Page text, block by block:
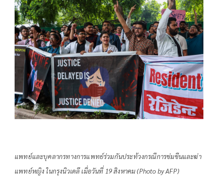
แพทย์และบุคลากรทางการแพทย์ร่วมกันประท้วงกรณีการข่มขืนและฆ่า
แพทย์หญิง ในกรุงนิวเดลี เมื่อวันที่ 19 สิงหาคม (Photo by AFP)